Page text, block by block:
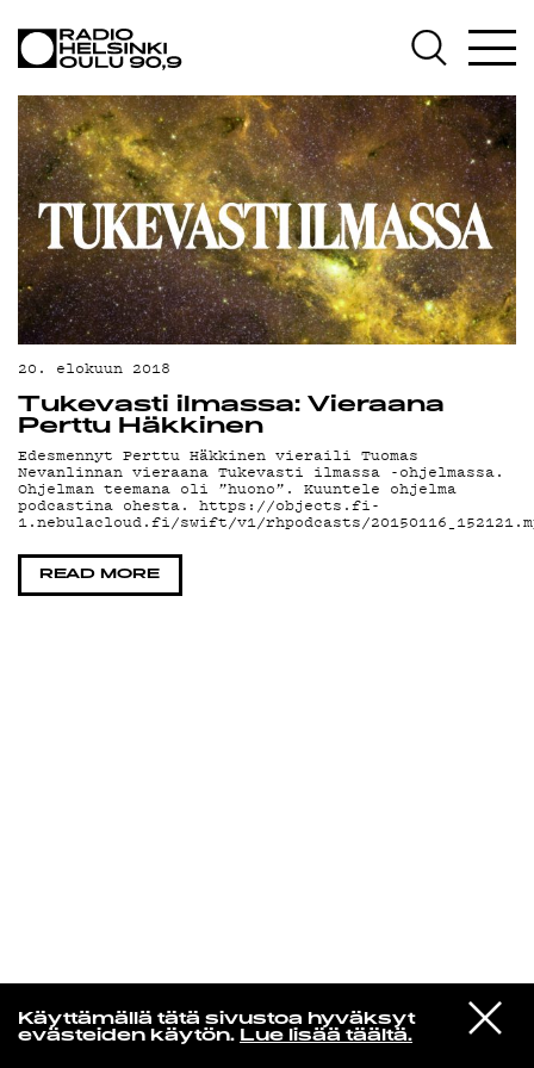
Käyttämällä tätä sivustoa hyväksyt
evästeiden käytön. Lue lisää täältä.
VIESTI
STUDIOON
MARINA
PRINCESS OF POWER
AJANKOHTAISTA
OHJELMAT
TEKIJÄT
ON-DEMAND
PODCAST
MAINOSTA
YHTEYSTIEDOT
G LIVELAB
YSTÄVÄKLUBI
TIETOSUOJA
20. elokuun 2018
Tukevasti ilmassa: Vieraana
Perttu Häkkinen
Edesmennyt Perttu Häkkinen vieraili Tuomas
Nevanlinnan vieraana Tukevasti ilmassa -ohjelmassa.
Ohjelman teemana oli ”huono”. Kuuntele ohjelma
podcastina ohesta. https://objects.fi-
1.nebulacloud.fi/swift/v1/rhpodcasts/
READ MORE